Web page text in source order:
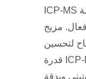
ICP-MS شروطًا بسيطة وعالمية لإزالة
مزيج
لتحسين
قدرة ICP-MS على تشغيل عينات مصفوفة